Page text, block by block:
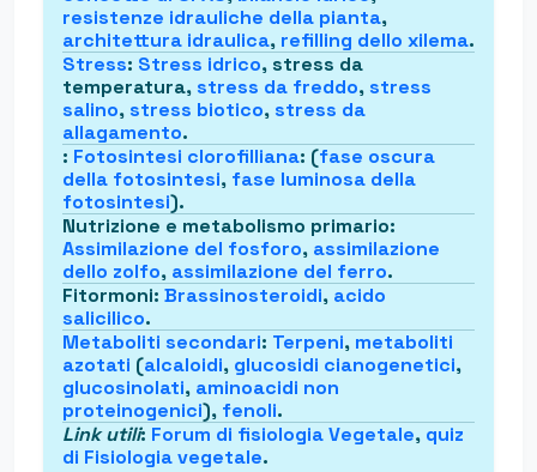
resistenze idrauliche della pianta,
architettura idraulica, refilling dello xilema.
Stress: Stress idrico, stress da
temperatura, stress da freddo, stress
salino, stress biotico, stress da
allagamento.
: Fotosintesi clorofilliana: (fase oscura
della fotosintesi, fase luminosa della
fotosintesi).
Nutrizione e metabolismo primario:
Assimilazione del fosforo, assimilazione
dello zolfo, assimilazione del ferro.
Fitormoni: Brassinosteroidi, acido
salicilico.
Metaboliti secondari: Terpeni, metaboliti
azotati (alcaloidi, glucosidi cianogenetici,
glucosinolati, aminoacidi non
proteinogenici), fenoli.
Link utili: Forum di fisiologia Vegetale, quiz
di Fisiologia vegetale.